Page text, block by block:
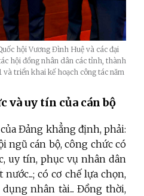
hội Vương Đình Huệ và các đại
hội đồng nhân dân các tỉnh, thành
triển khai kế hoạch công tác năm
và uy tín của cán bộ
Đảng khẳng định, phải:
ngũ cán bộ, công chức có
uy tín, phục vụ nhân dân
có cơ chế lựa chọn,
nhân tài... Đồng thời,